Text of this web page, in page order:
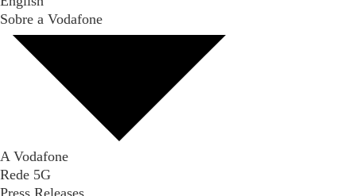
Sobre a Vodafone
A Vodafone
Rede 5G
Press Releases